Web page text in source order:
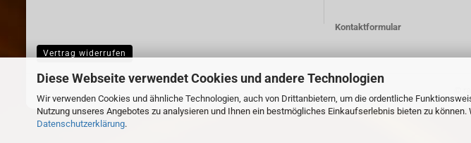
Diese Webseite verwendet Cookies und andere Technologien
Wir verwenden Cookies und ähnliche Technologien, auch von Drittanbietern, um die ordentliche
Nutzung unseres Angebotes zu analysieren und Ihnen ein bestmögliches Einkaufserlebnis bieten zu
Datenschutzerklärung.
Kontaktformular
Vertrag widerrufen